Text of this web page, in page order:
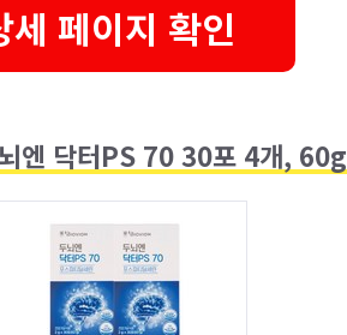
세 페이지 확인
엔 닥터PS 70 30포 4개, 60g